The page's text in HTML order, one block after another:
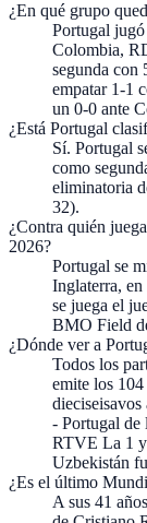
¿En qué grupo
Portugal
Colombia,
segunda con
empatar 1-1
un 0-0 ante
¿Está Portugal
Sí. Portugal
como
eliminatoria
32).
¿Contra quién
2026?
Portugal se
Inglaterra,
se juega el
BMO Field
¿Dónde ver a
Todos los
emite los
- Portugal de
RTVE La 1
Uzbekistán
¿Es el último
A sus 41